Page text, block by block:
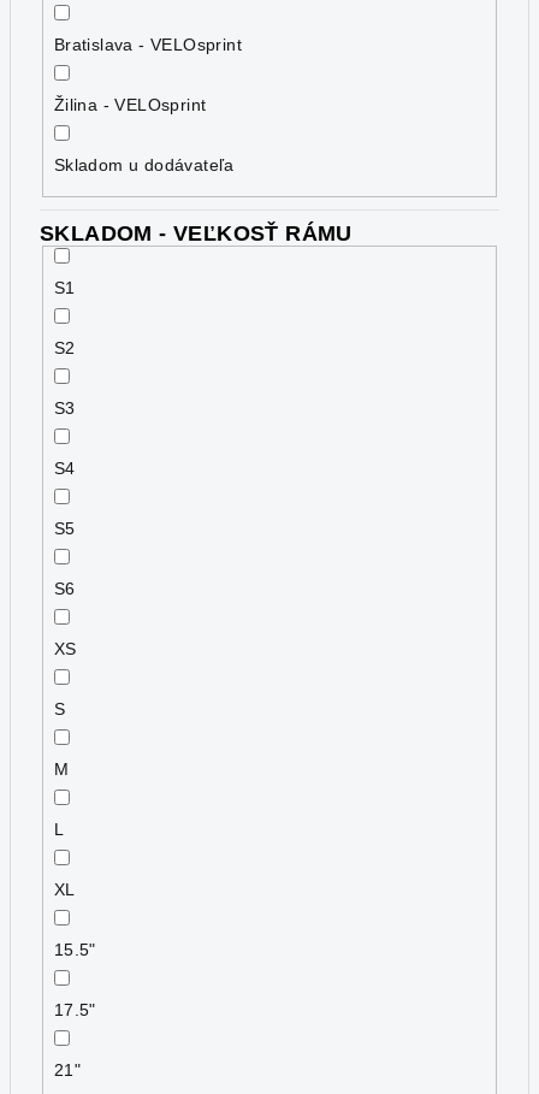
Bratislava - VELOsprint
Žilina - VELOsprint
Skladom u dodávateľa
SKLADOM - VEĽKOSŤ RÁMU
S1
S2
S3
S4
S5
S6
XS
S
M
L
XL
15.5"
17.5"
21"